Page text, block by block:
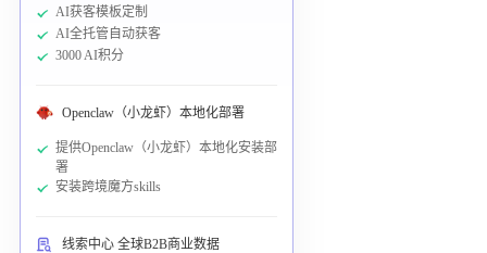
AI获客模板定制
AI全托管自动获客
3000 AI积分
Openclaw（小龙虾）本地化部署
提供Openclaw（小龙虾）本地化安装部
署
安装跨境魔方skills
线索中心 全球B2B商业数据